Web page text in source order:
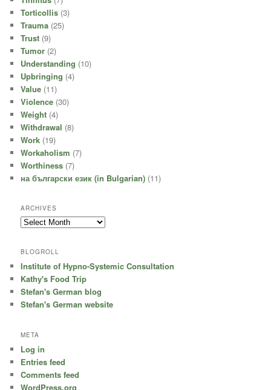
Torticollis (3)
Trauma (25)
Trust (9)
Tumor (2)
Understanding (10)
Upbringing (4)
Value (11)
Violence (30)
Weight (4)
Withdrawal (8)
Work (19)
Workaholism (7)
Worthiness (7)
на български език (in Bulgarian) (11)
ARCHIVES
Archives
BLOGROLL
Institute of Hypno-Systemic Consultation
Kathy's Food Trip
Stefan's German blog
Stefan's German website
META
Log in
Entries feed
Comments feed
WordPress.org